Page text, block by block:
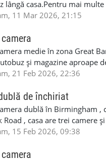
lângă casa.Pentru mai
11 Mar 2026, 21:15
medie în zona Great
și magazine aproape
.
21 Feb 2026, 22:36
de închiriat
dublă în Birmingham ,
Road , casa are trei camere
400 de pound pe lună plus
15 Feb 2026, 09:38